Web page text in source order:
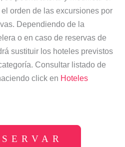
orden de las excursiones por
Dependiendo de la
o en caso de reservas de
sustituir los hoteles previstos
Consultar listado de
click en Hoteles